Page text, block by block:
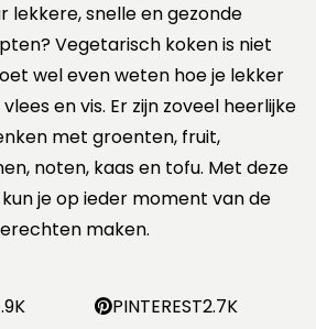
lekkere, snelle en gezonde
Vegetarisch koken is niet
wel even weten hoe je lekker
en vis. Er zijn zoveel heerlijke
met groenten, fruit,
noten, kaas en tofu. Met deze
je op ieder moment van de
maken.
PINTEREST2.7K